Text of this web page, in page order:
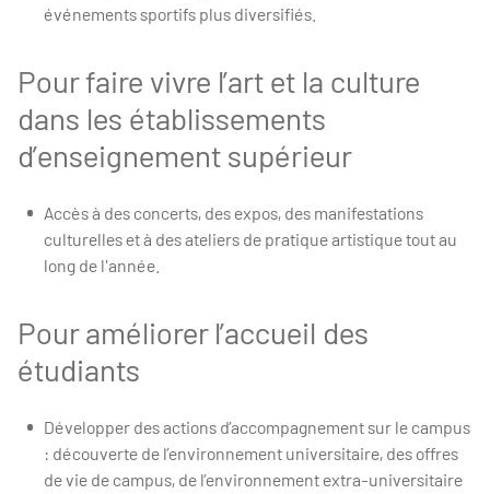
événements sportifs plus diversifiés.
Pour faire vivre l’art et la culture
dans les établissements
d’enseignement supérieur
Accès à des concerts, des expos, des manifestations
culturelles et à des ateliers de pratique artistique tout au
long de l'année.
Pour améliorer l’accueil des
étudiants
Développer des actions d’accompagnement sur le campus
: découverte de l’environnement universitaire, des offres
de vie de campus, de l’environnement extra-universitaire